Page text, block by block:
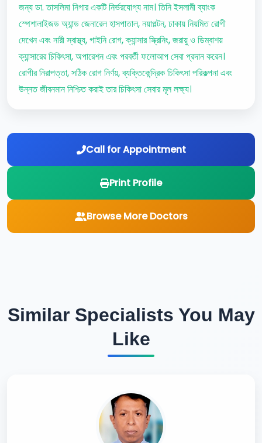
জন্য ডা. তাসলিমা নিগার একটি নির্ভরযোগ্য নাম। তিনি ইসলামী ব্যাংক
স্পেশালাইজড অ্যান্ড জেনারেল হাসপাতাল, নয়াপল্টন, ঢাকায় নিয়মিত রোগী
দেখেন এবং নারী স্বাস্থ্য, গাইনি রোগ, ক্যান্সার স্ক্রিনিং, জরায়ু ও ডিম্বাশয়
ক্যান্সারের চিকিৎসা, অপারেশন এবং পরবর্তী ফলোআপ সেবা প্রদান করেন।
রোগীর নিরাপত্তা, সঠিক রোগ নির্ণয়, ব্যক্তিকেন্দ্রিক চিকিৎসা পরিকল্পনা এবং
উন্নত জীবনমান নিশ্চিত করাই তার চিকিৎসা সেবার মূল লক্ষ্য।
Call for Appointment
Print Profile
Browse More Doctors
Similar Specialists You May
Like